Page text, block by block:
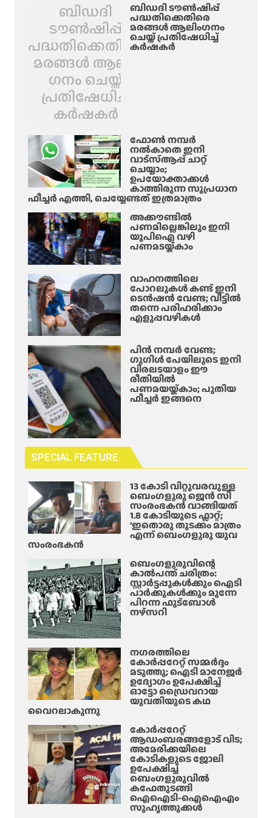
ബിഡദി
ടൗൺഷിപ്പ്
പദ്ധതിക്കെതിരെ
മരങ്ങൾ ആലിം​
ഗനം ചെയ്ത്
പ്രതിഷേധിച്ച്
കർഷകർ
ബിഡദി ടൗൺഷിപ്പ്
പദ്ധതിക്കെതിരെ
മരങ്ങൾ ആലിം​ഗനം
ചെയ്ത് പ്രതിഷേധിച്ച്
കർഷകർ
ഫോൺ നമ്പർ
നൽകാതെ ഇനി
വാട്‌സ്ആപ്പ് ചാറ്റ്
ചെയ്യാം;
ഉപയോക്താക്കൾ
കാത്തിരുന്ന സുപ്രധാന
ഫീച്ചർ എത്തി, ചെയ്യേണ്ടത് ഇത്രമാത്രം
അക്കൗണ്ടിൽ
പണമില്ലെങ്കിലും ഇനി
യുപിഐ വഴി
പണമടയ്ക്കാം
വാഹനത്തിലെ
പോറലുകൾ കണ്ട് ഇനി
ടെൻഷൻ വേണ്ട; വീട്ടിൽ
തന്നെ പരിഹരിക്കാം
എളുപ്പവഴികൾ
പിൻ നമ്പർ വേണ്ട;
ഗൂഗിൾ പേയിലൂടെ ഇനി
വിരലടയാളം ഈ
രീതിയിൽ
പണമയയ്ക്കാം; പുതിയ
ഫീച്ചർ ഇങ്ങനെ
SPECIAL FEATURE
13 കോടി വിറ്റുവരവുള്ള
ബെംഗളൂരു ജെൻ സി
സംരംഭകൻ വാങ്ങിയത്
1.8 കോടിയുടെ ഫ്ലാറ്റ്;
‘ഇതൊരു തുടക്കം മാത്രം
എന്ന് ബെംഗളൂരു യുവ
സംരംഭകൻ
ബെംഗളൂരുവിന്റെ
കാൽപന്ത് ചരിത്രം:
സ്റ്റാർട്ടപ്പുകൾക്കും ഐടി
പാർക്കുകൾക്കും മുന്നേ
പിറന്ന ഫുട്ബോൾ
നഴ്സറി
നഗരത്തിലെ
കോർപ്പറേറ്റ് സമ്മർദ്ദം
മടുത്തു; ഐടി മാനേജർ
ഉദ്യോഗം ഉപേക്ഷിച്ച്
ഓട്ടോ ഡ്രൈവറായ
യുവതിയുടെ കഥ
വൈറലാകുന്നു
കോർപ്പറേറ്റ്
ആഡംബരങ്ങളോട് വിട;
അമേരിക്കയിലെ
കോടികളുടെ ജോലി
ഉപേക്ഷിച്ച്
ബെംഗളൂരുവിൽ
കഫേതുടങ്ങി
ഐഐടി-ഐഐഎം
സുഹൃത്തുക്കൾ